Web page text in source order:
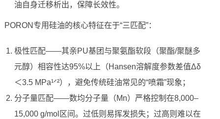
油自身迁移析出，保障长效性。
PORON专用硅油的核心特征在于“三匹配”：
极性匹配——其亲PU基团与聚氨酯软段（聚酯/聚醚多
元醇）相容性达95%以上（Hansen溶解度参数差值Δδ
＜3.5 MPa¹ᐟ²），避免传统硅油常见的“喷霜”现象；
分子量匹配——数均分子量（Mn）严格控制在8,000–
15,000 g/mol区间。过低则易挥发损失；过高则难以在